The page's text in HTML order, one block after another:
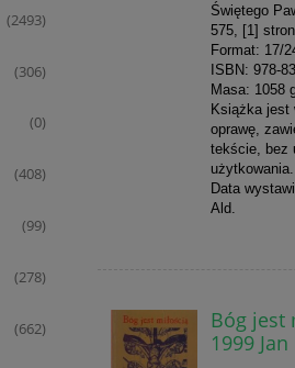
(2493)
(306)
(0)
(408)
(99)
(278)
(662)
Świętego
575, [1] stron
Format: 17/
ISBN: 978-
Masa: 1058
Książka jest
oprawę,
tekście, bez
użytkowania.
Data
Ald.
Bóg jest
1999